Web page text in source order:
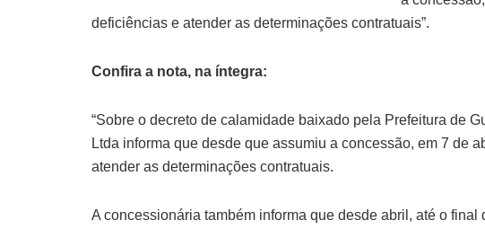
deficiências e atender as determinações contratuais”.
Confira a nota, na íntegra:
“Sobre o decreto de calamidade baixado pela Prefeitura de
Ltda informa que desde que assumiu a concessão, em 7 de
atender as determinações contratuais.
A concessionária também informa que desde abril, até o